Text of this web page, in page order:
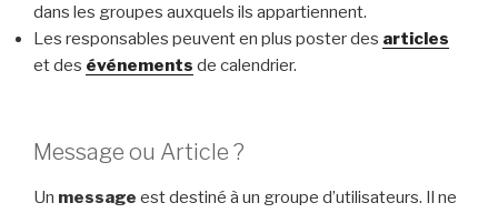
dans les groupes auxquels ils appartiennent.
Les responsables peuvent en plus poster des articles
et des événements de calendrier.
Message ou Article ?
Un message est destiné à un groupe d’utilisateurs. Il ne